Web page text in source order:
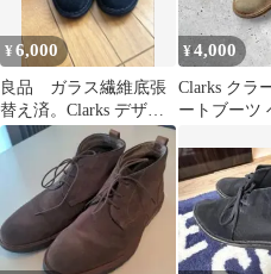
¥6,000
良品 ガラス繊維底張
替え済。Clarks デザー
トブーツスエード
¥4,000
Clarks クラ
ートブーツ